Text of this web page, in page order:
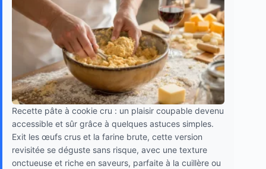
Recette pâte à cookie cru : un plaisir coupable devenu
accessible et sûr grâce à quelques astuces simples.
Exit les œufs crus et la farine brute, cette version
revisitée se déguste sans risque, avec une texture
onctueuse et riche en saveurs, parfaite à la cuillère ou